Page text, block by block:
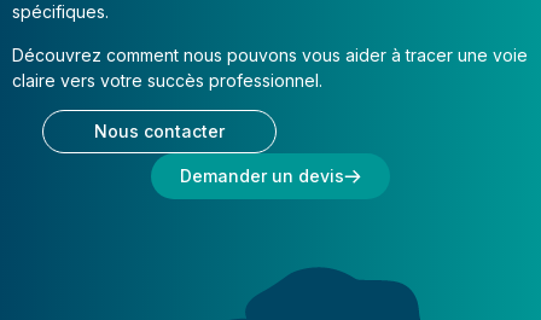
spécifiques.
Découvrez comment nous pouvons vous aider à tracer une voie
claire vers votre succès professionnel.
Nous contacter
Demander un devis